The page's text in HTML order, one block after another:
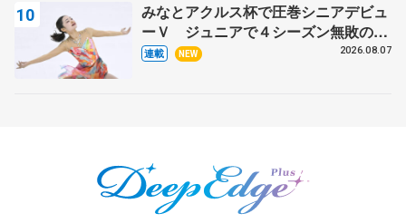
みなとアクルス杯で圧巻シニアデビュ
ーＶ ジュニアで４シーズン無敗の島
田麻央
連載 NEW 2026.08.07